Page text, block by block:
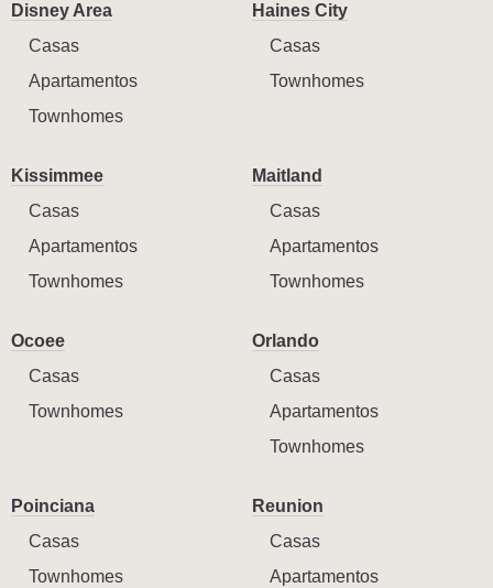
Disney Area
Casas
Apartamentos
Townhomes
Haines City
Casas
Townhomes
Kissimmee
Casas
Apartamentos
Townhomes
Maitland
Casas
Apartamentos
Townhomes
Ocoee
Casas
Townhomes
Orlando
Casas
Apartamentos
Townhomes
Poinciana
Casas
Townhomes
Reunion
Casas
Apartamentos